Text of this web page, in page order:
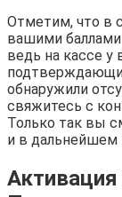
Отметим, что в
вашими
ведь на кассе
обнаружили
свяжитесь с
Только так вы
и в дальнейшем